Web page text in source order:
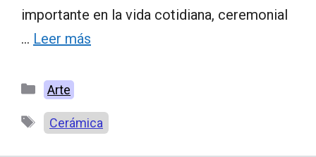
importante en la vida cotidiana, ceremonial
… Leer más
Categorías
Arte
Etiquetas
Cerámica